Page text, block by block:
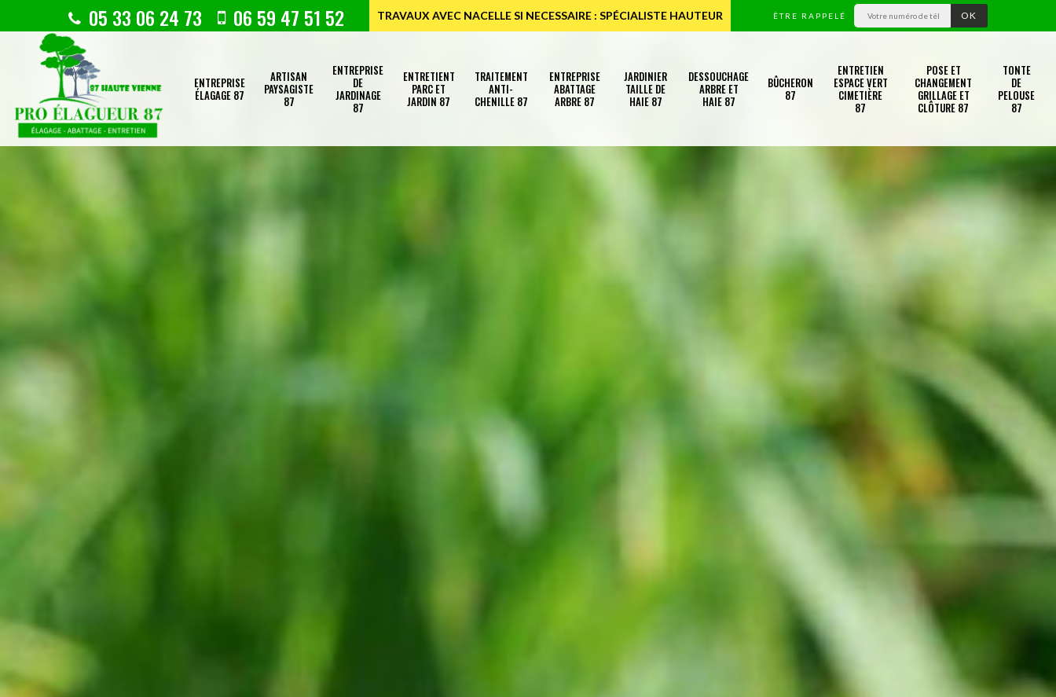
05 33 06 24 73 06 59 47 51 52 TRAVAUX AVEC NACELLE SI NECESSAIRE : SPÉCIALISTE HAUTEUR ÊTRE RAPPELÉ
ENTREPRISE
ÉLAGAGE 87
ARTISAN
PAYSAGISTE
87
ENTREPRISE
DE
JARDINAGE
87
ENTRETIENT
PARC ET
JARDIN 87
TRAITEMENT
ANTI-
CHENILLE 87
ENTREPRISE
ABATTAGE
ARBRE 87
JARDINIER
TAILLE DE
HAIE 87
DESSOUCHAGE
ARBRE ET
HAIE 87
BÛCHERON
87
ENTRETIEN
ESPACE VERT
CIMETIÈRE
87
POSE ET
CHANGEMENT
GRILLAGE ET
CLÔTURE 87
TONTE
DE
PELOUSE
87